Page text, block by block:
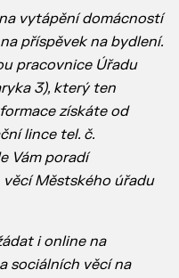
vytápění domácností
příspěvek na bydlení.
pracovnice Úřadu
3), který ten
získáte od
lince tel. č.
Vám poradí
Městského úřadu
i online na
sociálních věcí na